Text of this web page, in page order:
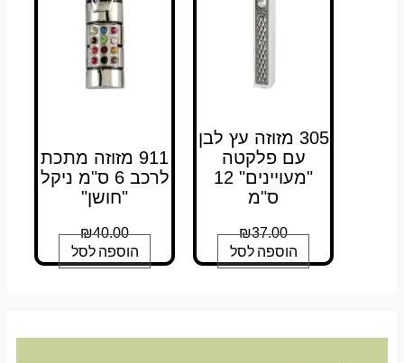
305 מזוזה עץ לבן
עם פלקטה
"מעויינים" 12
ס"מ
₪37.00
הוספה לסל
911 מזוזה מתכת
לרכב 6 ס"מ ניקל
"חושן"
₪40.00
הוספה לסל